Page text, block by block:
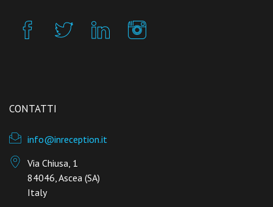
CONTATTI
info@inreception.it
Via Chiusa, 1
84046, Ascea (SA)
Italy